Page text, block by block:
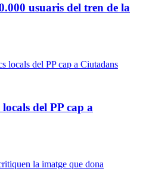
usuaris del tren de la
del PP cap a